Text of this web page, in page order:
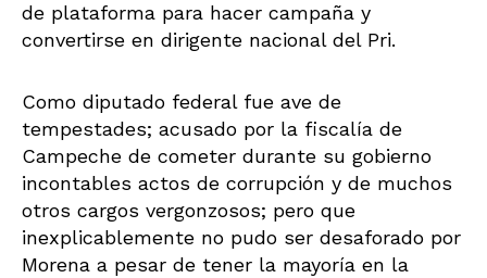
de plataforma para hacer campaña y
convertirse en dirigente nacional del Pri.
Como diputado federal fue ave de
tempestades; acusado por la fiscalía de
Campeche de cometer durante su gobierno
incontables actos de corrupción y de muchos
otros cargos vergonzosos; pero que
inexplicablemente no pudo ser desaforado por
Morena a pesar de tener la mayoría en la